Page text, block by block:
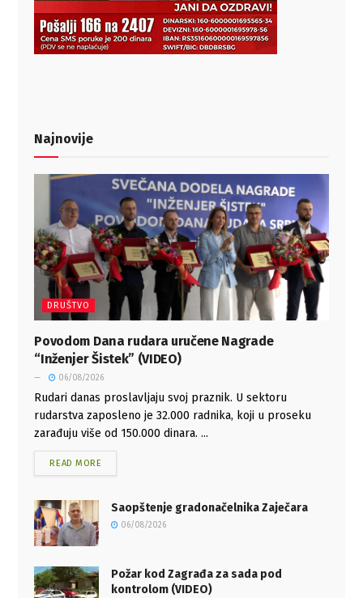
Najnovije
DRUŠTVO
Povodom Dana rudara uručene Nagrade
“Inženjer Šistek” (VIDEO)
06/08/2026
Rudari danas proslavljaju svoj praznik. U sektoru
rudarstva zaposleno je 32.000 radnika, koji u proseku
zarađuju više od 150.000 dinara. ...
READ MORE
Saopštenje gradonačelnika Zaječara
06/08/2026
Požar kod Zagrađa za sada pod
kontrolom (VIDEO)